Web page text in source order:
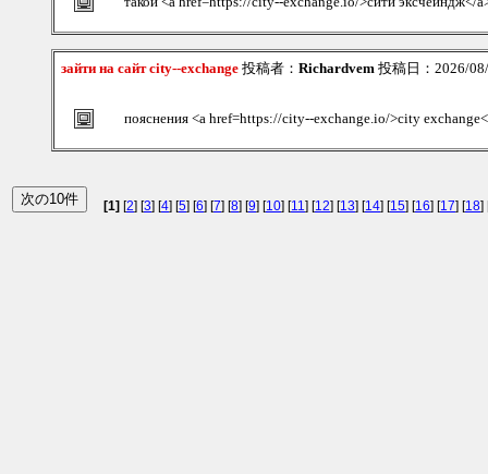
зайти на сайт city--exchange 投稿者： Richardvem 投稿日：2026/
пояснения <a href=https://city--exchange.io/>city
[1] [2] [3] [4] [5] [6] [7] [8] [9] [10] [11] [12] [13] [14] [15] [16] [17] [18]